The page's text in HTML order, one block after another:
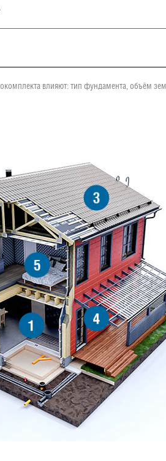
влияют: тип фундамента, объём
1
3
4
5